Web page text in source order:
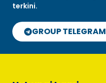
terkini.
GROUP TELEGRAM